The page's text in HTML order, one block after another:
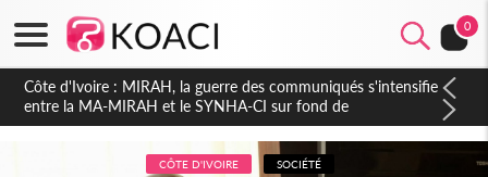
0
Côte d'Ivoire : Indépendance 2026, Thiam plaide pour un
environnement démocratique plus apaisé
CÔTE D'IVOIRE SOCIÉTÉ